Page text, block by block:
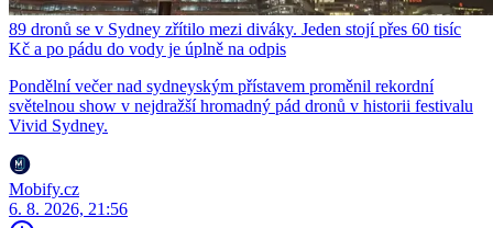
89 dronů se v Sydney zřítilo mezi diváky. Jeden stojí přes 60 tisíc
Kč a po pádu do vody je úplně na odpis
Pondělní večer nad sydneyským přístavem proměnil rekordní
světelnou show v nejdražší hromadný pád dronů v historii festivalu
Vivid Sydney.
Mobify.cz
6. 8. 2026, 21:56